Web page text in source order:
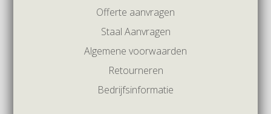
Offerte aanvragen
Staal Aanvragen
Algemene voorwaarden
Retourneren
Bedrijfsinformatie